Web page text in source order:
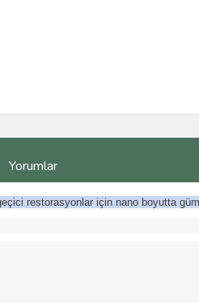
Yorumlar
restorasyonlar için nano boyutta